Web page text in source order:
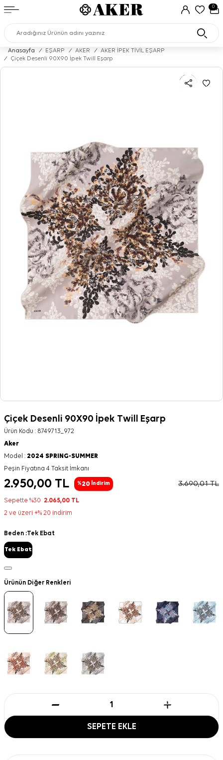
0
Anasayfa / EŞARP / AKER /
AKER İPEK TİVİL EŞARP
/
Çiçek Desenli 90X90 İpek Twill Eşarp
Çiçek Desenli 90X90 İpek Twill Eşarp
Ürün Kodu : 8749713_972
Aker
Model : 2024 SPRING-SUMMER
Peşin Fiyatına 4 Taksit İmkanı
2.950,00 TL %20 İndirim 3.690,01TL
Sepette %30 2.065,00 TL
2 ve üzeri +% 20 indirim
Beden :Tek Ebat
Tek Ebat
Ürünün Diğer Renkleri
SEPETE EKLE